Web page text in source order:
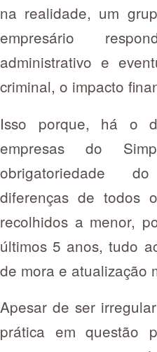
na realidade, um
empresário
administrativo e
criminal, o impacto
Isso porque, há o
empresas do
obrigatoriedade
diferenças de todos
recolhidos a menor,
últimos 5 anos, tudo
de mora e atualização
Apesar de ser
prática em questão